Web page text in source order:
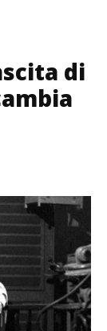
di